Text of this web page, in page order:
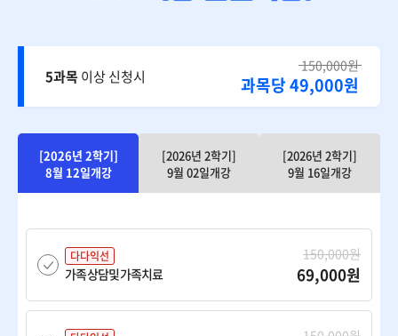
5과목이상 신청시
150,000원
과목당 49,000원
[2026년 2학기]
8월 12일개강
[2026년 2학기]
9월 02일개강
[2026년 2학기]
9월 16일개강
다다익선
가족상담및가족치료
150,000원
69,000원